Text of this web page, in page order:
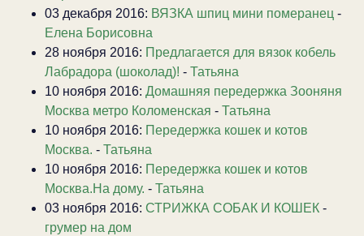
03 декабря 2016: ВЯЗКА шпиц мини померанец -
Елена Борисовна
28 ноября 2016: Предлагается для вязок кобель
Лабрадора (шоколад)! - Татьяна
10 ноября 2016: Домашняя передержка Зооняня
Москва метро Коломенская - Татьяна
10 ноября 2016: Передержка кошек и котов
Москва. - Татьяна
10 ноября 2016: Передержка кошек и котов
Москва.На дому. - Татьяна
03 ноября 2016: СТРИЖКА СОБАК И КОШЕК -
грумер на дом